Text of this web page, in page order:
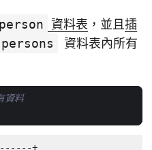
person 資料表 ，並且插
persons
資料表內所有
+